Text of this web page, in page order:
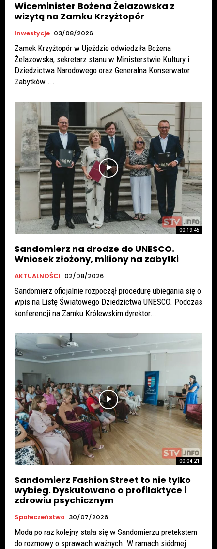
Wiceminister Bożena Żelazowska z
wizytą na Zamku Krzyżtopór
Inwestycje 03/08/2026
Zamek Krzyżtopór w Ujeździe odwiedziła Bożena
Żelazowska, sekretarz stanu w Ministerstwie Kultury i
Dziedzictwa Narodowego oraz Generalna Konserwator
Zabytków....
00:19:45
Sandomierz na drodze do UNESCO.
Wniosek złożony, miliony na zabytki
AKTUALNOŚCI 02/08/2026
Sandomierz oficjalnie rozpoczął procedurę ubiegania się o
wpis na Listę Światowego Dziedzictwa UNESCO. Podczas
konferencji na Zamku Królewskim dyrektor...
00:04:21
Sandomierz Fashion Street to nie tylko
wybieg. Dyskutowano o profilaktyce i
zdrowiu psychicznym
Społeczeństwo 30/07/2026
Moda po raz kolejny stała się w Sandomierzu pretekstem
do rozmowy o sprawach ważnych. W ramach siódmej